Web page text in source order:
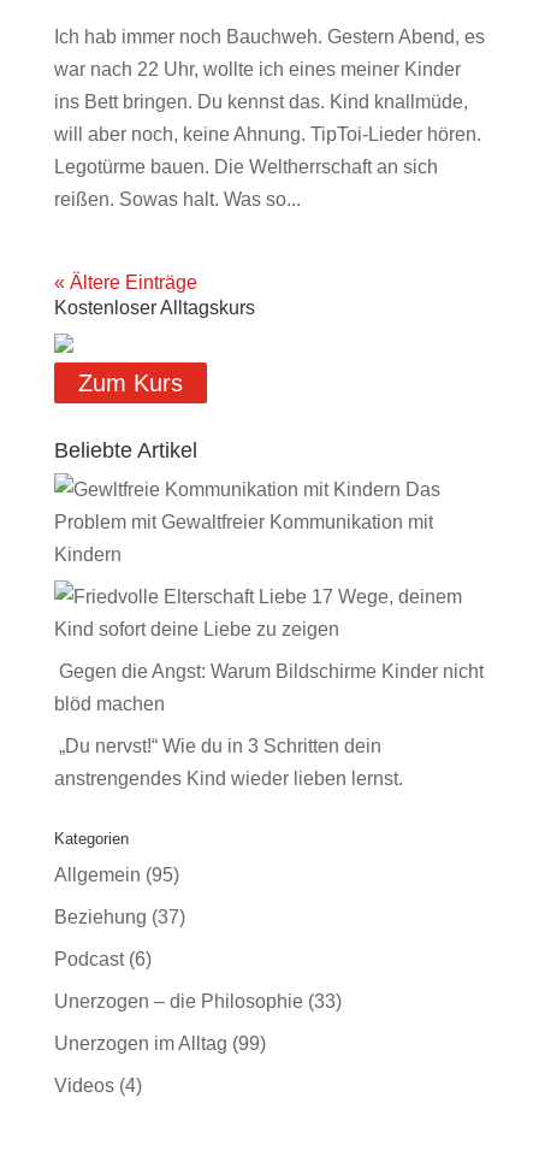
Ich hab immer noch Bauchweh. Gestern Abend, es
war nach 22 Uhr, wollte ich eines meiner Kinder
ins Bett bringen. Du kennst das. Kind knallmüde,
will aber noch, keine Ahnung. TipToi-Lieder hören.
Legotürme bauen. Die Weltherrschaft an sich
reißen. Sowas halt. Was so...
« Ältere Einträge
Kostenloser Alltagskurs
Zum Kurs
Beliebte Artikel
Das
Problem mit Gewaltfreier Kommunikation mit
Kindern
17 Wege, deinem
Kind sofort deine Liebe zu zeigen
Gegen die Angst: Warum Bildschirme Kinder nicht
blöd machen
„Du nervst!“ Wie du in 3 Schritten dein
anstrengendes Kind wieder lieben lernst.
Kategorien
Allgemein (95)
Beziehung (37)
Podcast(6)
Unerzogen – die Philosophie(33)
Unerzogen im Alltag (99)
Videos(4)